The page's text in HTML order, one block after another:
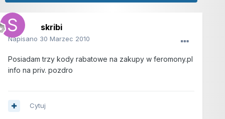
skribi
Napisano 30 Marzec 2010
Posiadam trzy kody rabatowe na zakupy w feromony.pl
info na priv. pozdro
Cytuj